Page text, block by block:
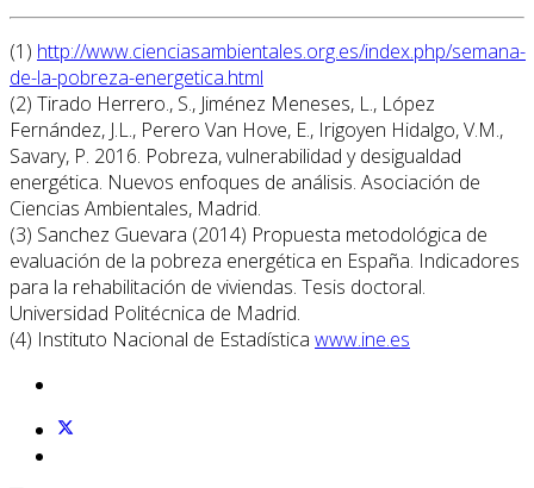
(1 ) http://www.cienciasambientales.org.es/index.php/semana-
de-la-pobreza-energetica.html
(2) Tirado Herrero., S., Jiménez Meneses, L., López
Fernández, J.L., Perero Van Hove, E., Irigoyen Hidalgo, V.M.,
Savary, P. 2016. Pobreza, vulnerabilidad y desigualdad
energética. Nuevos enfoques de análisis. Asociación de
Ciencias Ambientales, Madrid.
(3) Sanchez Guevara (2014) Propuesta metodológica de
evaluación de la pobreza energética en España. Indicadores
para la rehabilitación de viviendas. Tesis doctoral.
Universidad Politécnica de Madrid.
(4) Instituto Nacional de Estadística www.ine.es